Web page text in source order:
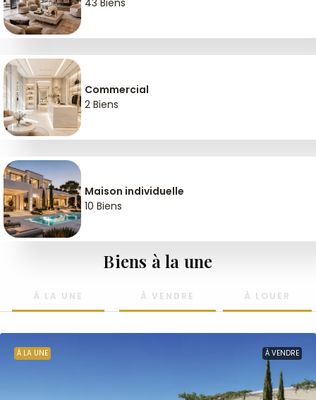
43 Biens
Commercial
2 Biens
Maison individuelle
10 Biens
Biens à la une
À LA UNE À VENDRE À LOUER
À LA UNE À VENDRE